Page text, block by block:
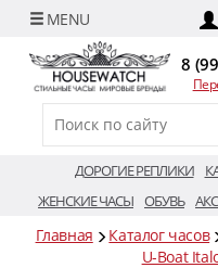
8
ДОРОГИЕ РЕПЛИКИ
ЖЕНСКИЕ ЧАСЫ ОБУВЬ
Главная Каталог часов
U-Boat